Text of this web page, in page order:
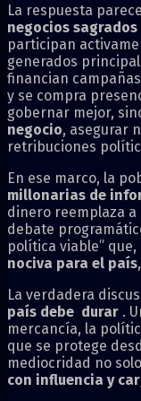
La respuesta
negocios
participan
generados
financian
y se compra
gobernar mejor,
negocio, asegurar
retribuciones
En ese marco, la
millonarias de
dinero reemplaza
debate
política viable”
nociva para el país
La verdadera
país debe durar .
mercancía, la
que se protege
mediocridad no
con influencia y